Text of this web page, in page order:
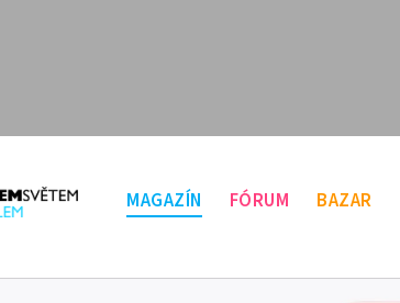
MAGAZÍN FÓRUM BAZAR